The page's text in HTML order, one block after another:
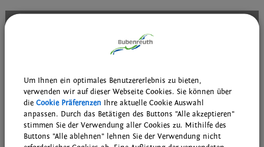
Veranstaltungen
DAV - Wanderung AM-Nord und die Sektion
Sa 08.08.2026 | 10:30
Grenzfest in unserer Partnerstadt Schönbach/Luby...mehr
Do 13.08.2026 | 09:00
Kostenlose und individuelle DigiFIT-Beratung im Kulturhof H7...mehr
weitere Veranstaltungen ...
Um Ihnen ein optimales Benutzererlebnis zu bieten,
verwenden wir auf dieser Webseite Cookies. Sie können über
die Cookie Präferenzen Ihre aktuelle Cookie Auswahl
anpassen. Durch das Betätigen des Buttons "Alle akzeptieren"
stimmen Sie der Verwendung aller Cookies zu. Mithilfe des
Buttons "Alle ablehnen" lehnen Sie der Verwendung nicht